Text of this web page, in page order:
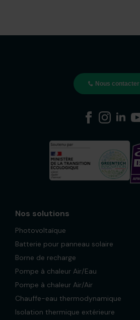
Nous contacter
Nos solutions
Photovoltaïque
Batterie pour panneau solaire
Borne de recharge
Pompe à chaleur Air/Eau
Pompe à chaleur Air/Air
Chauffe-eau thermodynamique
Isolation thermique extérieure